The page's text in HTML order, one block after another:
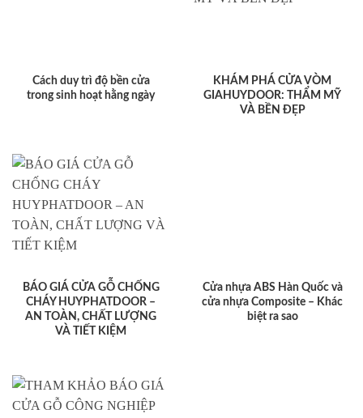
Cách duy trì độ bền cửa
trong sinh hoạt hằng ngày
KHÁM PHÁ CỬA VÒM
GIAHUYDOOR: THẨM MỸ
VÀ BỀN ĐẸP
BÁO GIÁ CỬA GỖ CHỐNG
CHÁY HUYPHATDOOR –
AN TOÀN, CHẤT LƯỢNG
VÀ TIẾT KIỆM
Cửa nhựa ABS Hàn Quốc và
cửa nhựa Composite – Khác
biệt ra sao